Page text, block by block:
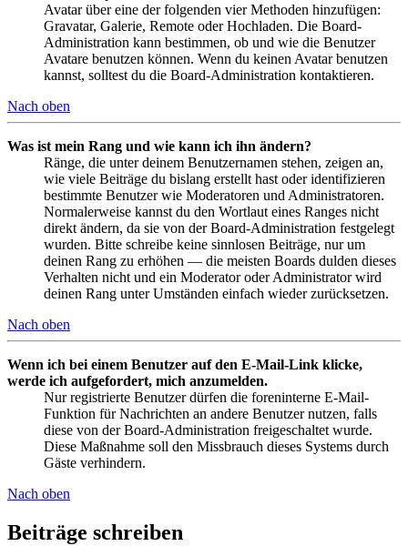
Avatar über eine der folgenden vier Methoden hinzufügen:
Gravatar, Galerie, Remote oder Hochladen. Die Board-
Administration kann bestimmen, ob und wie die Benutzer
Avatare benutzen können. Wenn du keinen Avatar benutzen
kannst, solltest du die Board-Administration kontaktieren.
Nach oben
Was ist mein Rang und wie kann ich ihn ändern?
Ränge, die unter deinem Benutzernamen stehen, zeigen an,
wie viele Beiträge du bislang erstellt hast oder identifizieren
bestimmte Benutzer wie Moderatoren und Administratoren.
Normalerweise kannst du den Wortlaut eines Ranges nicht
direkt ändern, da sie von der Board-Administration festgelegt
wurden. Bitte schreibe keine sinnlosen Beiträge, nur um
deinen Rang zu erhöhen — die meisten Boards dulden dieses
Verhalten nicht und ein Moderator oder Administrator wird
deinen Rang unter Umständen einfach wieder zurücksetzen.
Nach oben
Wenn ich bei einem Benutzer auf den E-Mail-Link klicke,
werde ich aufgefordert, mich anzumelden.
Nur registrierte Benutzer dürfen die foreninterne E-Mail-
Funktion für Nachrichten an andere Benutzer nutzen, falls
diese von der Board-Administration freigeschaltet wurde.
Diese Maßnahme soll den Missbrauch dieses Systems durch
Gäste verhindern.
Nach oben
Beiträge schreiben